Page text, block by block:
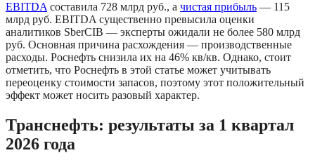
EBITDA составила 728 млрд руб., а чистая прибыль — 115
млрд руб. EBITDA существенно превысила оценки
аналитиков SberCIB — эксперты ожидали не более 580 млрд
руб. Основная причина расхождения — производственные
расходы. Роснефть снизила их на 46% кв/кв. Однако, стоит
отметить, что Роснефть в этой статье может учитывать
переоценку стоимости запасов, поэтому этот положительный
эффект может носить разовый характер.
Транснефть: результаты за 1 квартал
2026 года